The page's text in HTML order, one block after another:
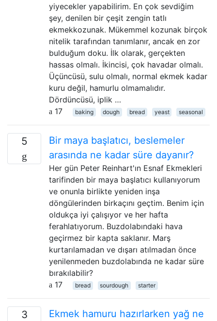
yiyecekler yapabilirim. En çok sevdiğim
şey, denilen bir çeşit zengin tatlı
ekmekkozunak. Mükemmel kozunak birçok
nitelik tarafından tanımlanır, ancak en zor
bulduğum doku. İlk olarak, gerçekten
hassas olmalı. İkincisi, çok havadar olmalı.
Üçüncüsü, sulu olmalı, normal ekmek kadar
kuru değil, hamurlu olmamalıdır.
Dördüncüsü, iplik …
17
baking dough bread yeast seasonal
5
Bir maya başlatıcı, beslemeler
arasında ne kadar süre dayanır?
Her gün Peter Reinhart'ın Esnaf Ekmekleri
tarifinden bir maya başlatıcı kullanıyorum
ve onunla birlikte yeniden inşa
döngülerinden birkaçını geçtim. Benim için
oldukça iyi çalışıyor ve her hafta
ferahlatıyorum. Buzdolabındaki hava
geçirmez bir kapta saklanır. Marş
kurtarılamadan ve dışarı atılmadan önce
yenilenmeden buzdolabında ne kadar süre
bırakılabilir?
17
bread sourdough starter
3
Ekmek hamuru hazırlarken yağ ne